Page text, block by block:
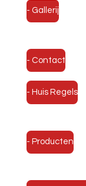
- Gallerij
- Contact
- Huis Regels
- Producten